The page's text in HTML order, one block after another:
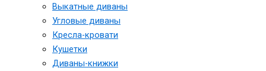
Выкатные диваны
Угловые диваны
Кресла-кровати
Кушетки
Диваны-книжки